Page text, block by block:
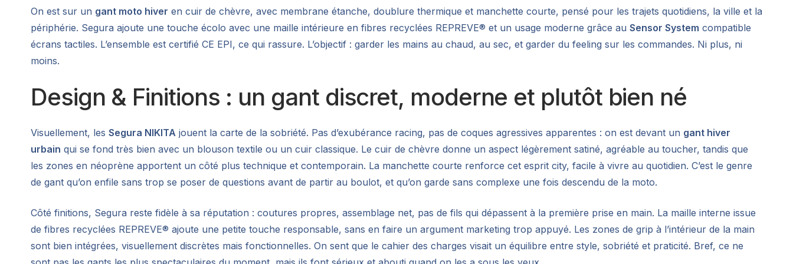
On est sur un gant moto hiver en cuir de chèvre, avec membrane étanche, doublure thermique et manchette courte, pensé pour les trajets quotidiens, la ville et la
périphérie. Segura ajoute une touche écolo avec une maille intérieure en fibres recyclées REPREVE® et un usage moderne grâce au Sensor System compatible
écrans tactiles. L’ensemble est certifié CE EPI, ce qui rassure. L’objectif : garder les mains au chaud, au sec, et garder du feeling sur les commandes. Ni plus, ni
moins.
Design & Finitions : un gant discret, moderne et plutôt bien né
Visuellement, les Segura NIKITA jouent la carte de la sobriété. Pas d’exubérance racing, pas de coques agressives apparentes : on est devant un gant hiver
urbain qui se fond très bien avec un blouson textile ou un cuir classique. Le cuir de chèvre donne un aspect légèrement satiné, agréable au toucher, tandis que
les zones en néoprène apportent un côté plus technique et contemporain. La manchette courte renforce cet esprit city, facile à vivre au quotidien. C’est le genre
de gant qu’on enfile sans trop se poser de questions avant de partir au boulot, et qu’on garde sans complexe une fois descendu de la moto.
Côté finitions, Segura reste fidèle à sa réputation : coutures propres, assemblage net, pas de fils qui dépassent à la première prise en main. La maille interne issue
de fibres recyclées REPREVE® ajoute une petite touche responsable, sans en faire un argument marketing trop appuyé. Les zones de grip à l’intérieur de la main
sont bien intégrées, visuellement discrètes mais fonctionnelles. On sent que le cahier des charges visait un équilibre entre style, sobriété et praticité. Bref, ce ne